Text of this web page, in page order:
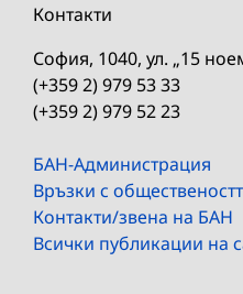
Контакти
София, 1040, ул. „15
(+359 2) 979 53 33
(+359 2) 979 52 23
БАН-Администрация
Връзки с
Контакти/звена на БАН
Всички публикации на